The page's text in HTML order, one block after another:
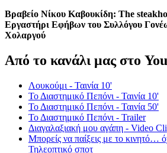
Βραβείο Νίκου Καβουκίδη: The
Εργαστήρι Εφήβων του Συλλόγου
Χολαργού
Από το κανάλι μας στο
Λουκούμι - Ταινία 10'
Το Διαστημικό Πεπόνι - Ταινία 10'
Το Διαστημικό Πεπόνι - Ταινία 50'
Το Διαστημικό Πεπόνι - Trailer
Διαγαλαξιακή μου αγάπη - Video
Μπορείς να παίξεις με το κινητό…
Τηλεοπτικό σποτ